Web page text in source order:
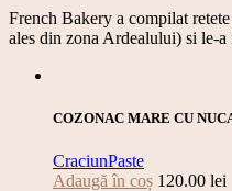
French Bakery a compilat
ales din zona Ardealului) si le-
COZONAC MARE CU
CraciunPaste
Adaugă în coș 120.00 lei